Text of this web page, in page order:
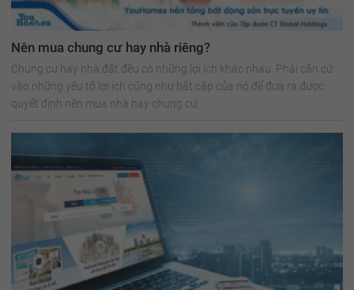
Nên mua chung cư hay nhà riêng?
Chung cư hay nhà đất đều có những lợi ích khác nhau. Phải căn cứ
vào những yếu tố lợi ích cũng như bất cập của nó để đưa ra được
quyết định nên mua nhà hay chung cư.